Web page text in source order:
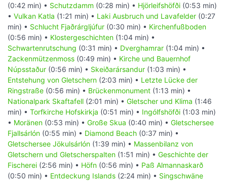
(0:42 min) • Schutzdamm (0:28 min) • Hjörleifshöfði (0:53 min)
• Vulkan Katla (1:21 min) • Laki Ausbruch und Lavafelder (0:27
min) • Schlucht Fjaðrárgljúfur (0:30 min) • Kirchenfußboden
(0:56 min) • Klostergeschichten (1:04 min) •
Schwartenrutschung (0:31 min) • Dverghamrar (1:04 min) •
Zackenmützenmoss (0:49 min) • Kirche und Bauernhof
Núpsstaður (0:56 min) • Skeiðarársandur (1:03 min) •
Entstehung von Gletschern (2:03 min) • Letzte Lücke der
Ringstraße (0:56 min) • Brückenmonument (1:13 min) •
Nationalpark Skaftafell (2:01 min) • Gletscher und Klima (1:46
min) • Torfkirche Hofskirkja (0:51 min) • Ingólfshöfði (1:03 min)
• Moränen (0:53 min) • Große Skua (0:40 min) • Gletschersee
Fjallsárlón (0:55 min) • Diamond Beach (0:37 min) •
Gletschersee Jökulsárlón (1:39 min) • Massenbilanz von
Gletschern und Gletscherspalten (1:51 min) • Geschichte der
Fischerei (2:56 min) • Höfn (0:56 min) • Paß Almannaskarð
(0:50 min) • Entdeckung Islands (2:24 min) • Singschwäne